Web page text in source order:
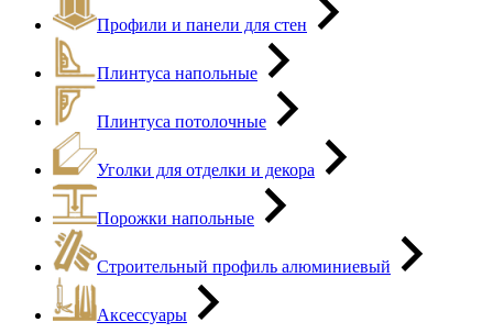
Профили и панели для стен
Плинтуса напольные
Плинтуса потолочные
Уголки для отделки и декора
Порожки напольные
Строительный профиль алюминиевый
Аксессуары